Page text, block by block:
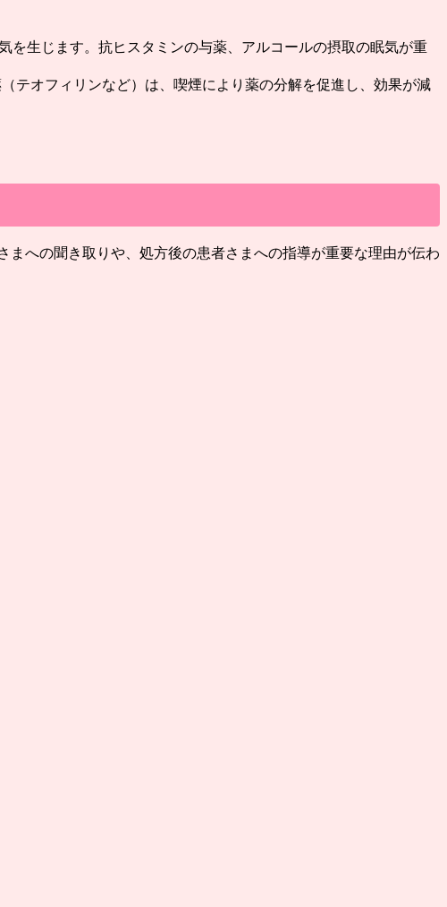
生じます。抗ヒスタミンの与薬、アルコールの摂取の眠気が重
テオフィリンなど）は、喫煙により薬の分解を促進し、効果が減
への聞き取りや、処方後の患者さまへの指導が重要な理由が伝わ